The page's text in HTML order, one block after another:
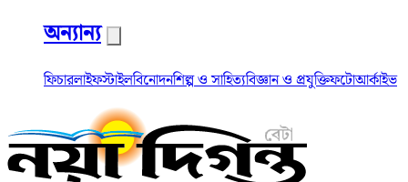
অন্যান্য
ফিচারলাইফস্টাইলবিনোদনশিল্প ও সাহিত্যবিজ্ঞান ও প্রযুক্তিফটোআর্কাইভ